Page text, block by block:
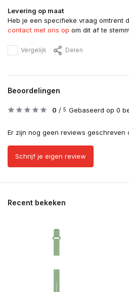
Levering op maat
Heb je een specifieke vraag omtrent
contact met ons op om dit af te
Vergelijk Delen
Beoordelingen
0 / 5 Gebaseerd op 0
Er zijn nog geen reviews geschreven
Schrijf je eigen review
Recent bekeken